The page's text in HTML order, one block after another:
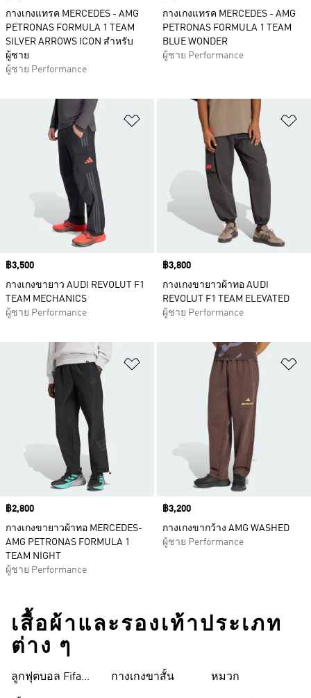
กางเกงแทรค MERCEDES - AMG
PETRONAS FORMULA 1 TEAM
SILVER ARROWS ICON สำหรับ
ผู้ชาย
ผู้ชาย Performance
กางเกงแทรค MERCEDES - AMG
PETRONAS FORMULA 1 TEAM
BLUE WONDER
ผู้ชาย Performance
เพิ่มไปยังรายการสินค้าโปรด
Price
฿3,500
กางเกงขายาว AUDI REVOLUT F1
TEAM MECHANICS
ผู้ชาย Performance
Price
฿3,800
กางเกงขายาวผ้าทอ AUDI
REVOLUT F1 TEAM ELEVATED
ผู้ชาย Performance
เพิ่มไปยังรายการสินค้าโปรด
Price
฿2,800
กางเกงขายาวผ้าทอ MERCEDES-
AMG PETRONAS FORMULA 1
TEAM NIGHT
ผู้ชาย Performance
Price
฿3,200
กางเกงขากว้าง AMG WASHED
ผู้ชาย Performance
เสื้อผ้าและรองเท้าประเภท
ต่าง ๆ
ลูกฟุตบอล Fifa
กางเกงขาสั้น หมวก